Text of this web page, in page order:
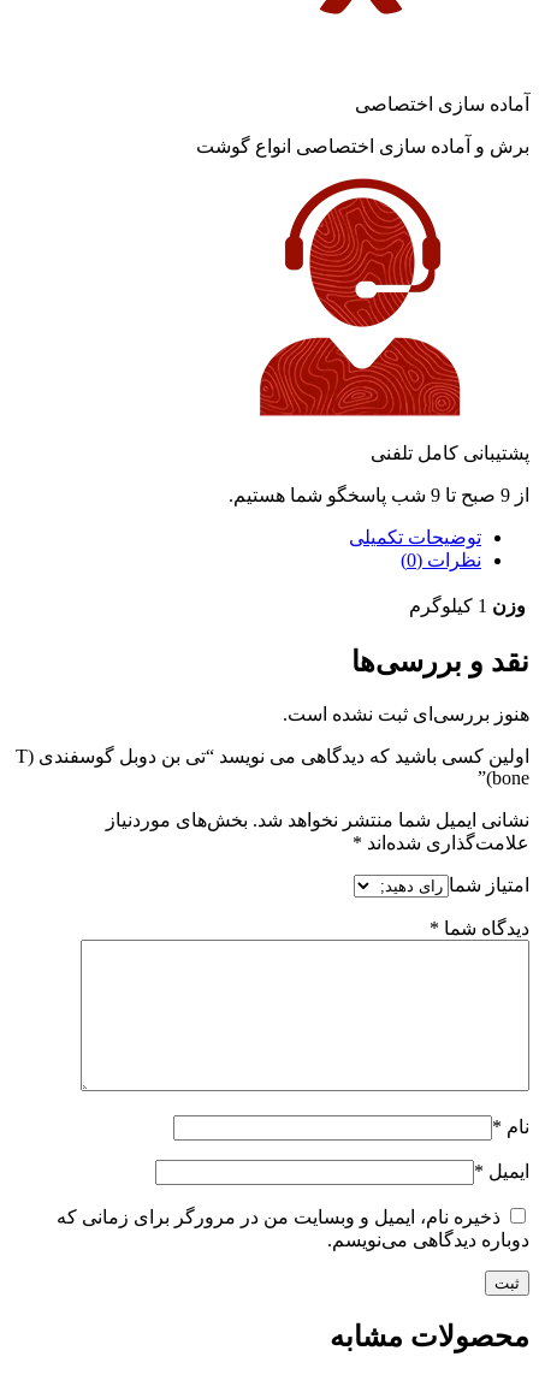
آماده سازی اختصاصی
برش و آماده سازی اختصاصی انواع گوشت
پشتیبانی کامل تلفنی
از 9 صبح تا 9 شب پاسخگو شما هستیم.
توضیحات تکمیلی
نظرات (0)
وزن 1 کیلوگرم
نقد و بررسی‌ها
هنوز بررسی‌ای ثبت نشده است.
اولین کسی باشید که دیدگاهی می نویسد “تی بن دوبل گوسفندی (T
bone)”
نشانی ایمیل شما منتشر نخواهد شد. بخش‌های موردنیاز
علامت‌گذاری شده‌اند *
امتیاز شما
دیدگاه شما *
نام *
ایمیل *
ذخیره نام، ایمیل و وبسایت من در مرورگر برای زمانی که
دوباره دیدگاهی می‌نویسم.
محصولات مشابه